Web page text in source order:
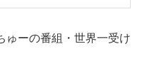
ゅーの番組・世界一受け